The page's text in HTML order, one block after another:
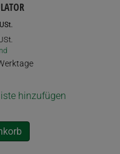
hinzufügen